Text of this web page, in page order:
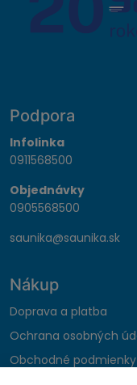
Podpora
Infolinka
0911568500
Objednávky
0905568500
saunika@saunika.sk
Nákup
Doprava a platba
Ochrana osobných
Obchodné podmienky